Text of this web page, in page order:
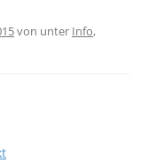
von unter Info,